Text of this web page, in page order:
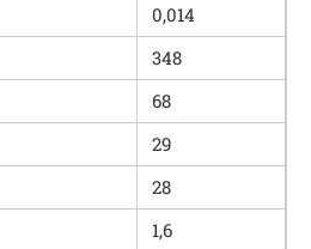
0,014
348
68
29
28
1,6